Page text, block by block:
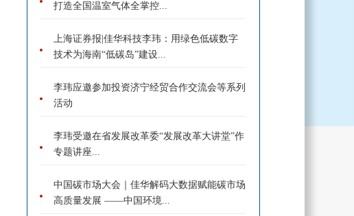
打造全国温室气体全掌控...
上海证券报|佳华科技李玮：用绿色低碳数字
技术为海南“低碳岛”建设...
李玮应邀参加投资济宁经贸合作交流会等系列
活动
李玮受邀在省发展改革委“发展改革大讲堂”作
专题讲座...
中国碳市场大会｜佳华解码大数据赋能碳市场
高质量发展 ——中国环境...